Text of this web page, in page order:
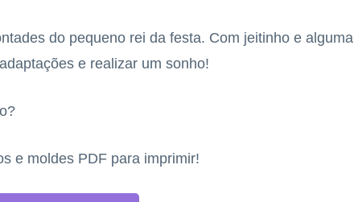
do pequeno rei da festa. Com jeitinho e alguma
e realizar um sonho!
e moldes PDF para imprimir!